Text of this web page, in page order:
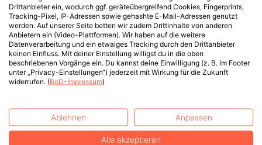
Drittanbieter ein, wodurch ggf. geräteübergreifend Cookies, Fingerprints,
Tracking-Pixel, IP-Adressen sowie gehashte E-Mail-Adressen genutzt
werden. Auf unserer Seite betten wir zudem Drittinhalte von anderen
Anbietern ein (Video-Plattformen). Wir haben auf die weitere
Datenverarbeitung und ein etwaiges Tracking durch den Drittanbieter
keinen Einfluss. Mit deiner Einstellung willigst du in die oben
beschriebenen Vorgänge ein. Du kannst deine Einwilligung (z. B. im Footer
unter „Privacy-Einstellungen“) jederzeit mit Wirkung für die Zukunft
widerrufen. (BoD-Impressum)
Ablehnen Anpassen
Alle akzeptieren